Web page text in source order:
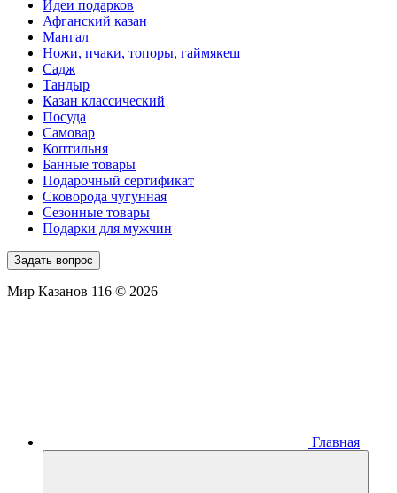
Идеи подарков
Афганский казан
Мангал
Ножи, пчаки, топоры, гаймякеш
Садж
Тандыр
Казан классический
Посуда
Самовар
Коптильня
Банные товары
Подарочный сертификат
Сковорода чугунная
Сезонные товары
Подарки для мужчин
Задать вопрос
Мир Казанов 116 © 2026
Главная